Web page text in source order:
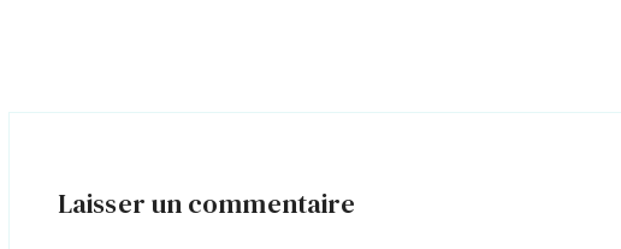
Laisser un commentaire